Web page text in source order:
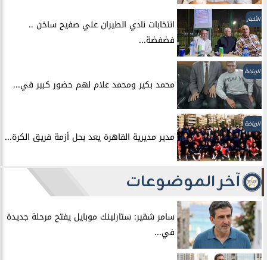
الأخبار
انتخابات نادي الطيران علي صفيح ساخن ..
فضفضة...
الرياضة
محمد بكير ومحمد علام لهم حضور كبير في...
الرياضة
مدير مديرية القاهرة يعد بحل أزمة فريق الكرة...
آخر الموضوعات
سامر شقير: ستارلينك موبايل يفتح مرحلة جديدة
في...